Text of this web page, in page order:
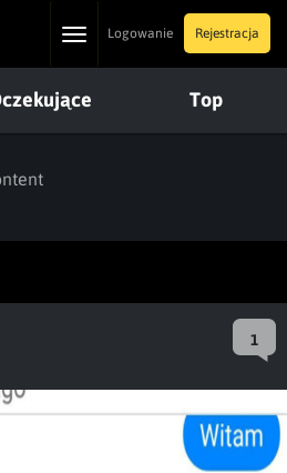
ToggleLogowanie Rejestracja
Top
1